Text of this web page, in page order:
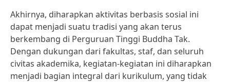
Akhirnya, diharapkan aktivitas berbasis sosial ini
dapat menjadi suatu tradisi yang akan terus
berkembang di Perguruan Tinggi Buddha Tak.
Dengan dukungan dari fakultas, staf, dan seluruh
civitas akademika, kegiatan-kegiatan ini diharapkan
menjadi bagian integral dari kurikulum, yang tidak